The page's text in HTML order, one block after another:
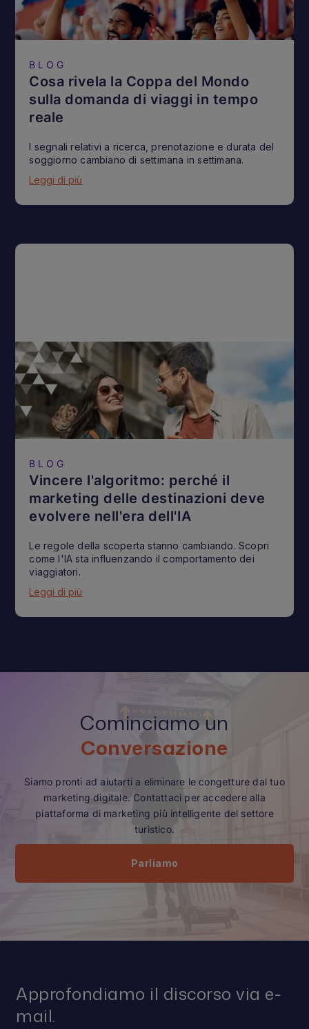
BLOG
Cosa rivela la Coppa del Mondo
sulla domanda di viaggi in tempo
reale
I segnali relativi a ricerca, prenotazione e durata del
soggiorno cambiano di settimana in settimana.
Leggi di più
BLOG
Vincere l'algoritmo: perché il
marketing delle destinazioni deve
evolvere nell'era dell'IA
Le regole della scoperta stanno cambiando. Scopri
come l'IA sta influenzando il comportamento dei
viaggiatori.
Leggi di più
Cominciamo un
Conversazione
Siamo pronti ad aiutarti a eliminare le congetture dal tuo
marketing digitale. Contattaci per accedere alla
piattaforma di marketing più intelligente del settore
turistico.
Parliamo
Approfondiamo il discorso via e-
mail.